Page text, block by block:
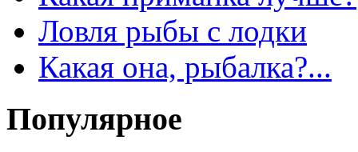
Ловля рыбы с лодки
Какая она, рыбалка?...
Популярное